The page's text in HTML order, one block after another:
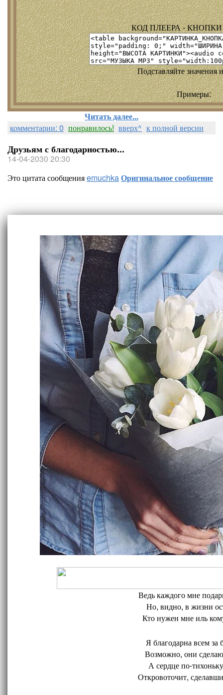
КОД ПЛЕЕРА - КНОПКИ
Подставляйте значения
Примеры:
Читать далее...
комментарии: 0 понравилось! вверх^ к полной версии
Друзьям с благодарностью...
14-04-2030 20:30
Это цитата сообщенияemuchkaОригинальное сообщение
Ведь каждого мне
Но, видно, в жизни
Кто нужен мне иль
Я благодарна всем за
Возможно, они
А сердце по-
Откровоточит,